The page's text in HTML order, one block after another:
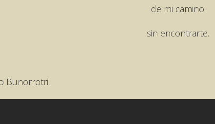
de mi camino
sin encontrarte.
Bunorrotri.